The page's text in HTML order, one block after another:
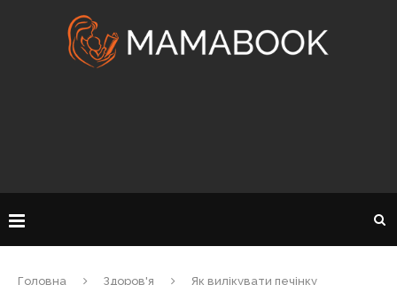
Головна Здоров'я
Як вилікувати печінку